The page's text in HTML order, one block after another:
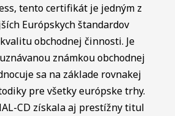
tento certifikát je jedným z
Európskych štandardov
obchodnej činnosti. Je
známkou obchodnej
sa na základe rovnakej
pre všetky európske trhy.
CD získala aj prestížny titul